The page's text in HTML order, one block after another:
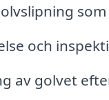
och
av golvet